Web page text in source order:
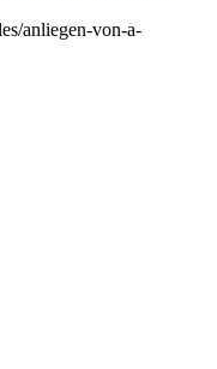
anliegen-von-a-